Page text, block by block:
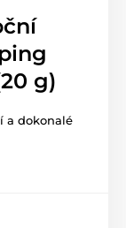
g)
a dokonalé